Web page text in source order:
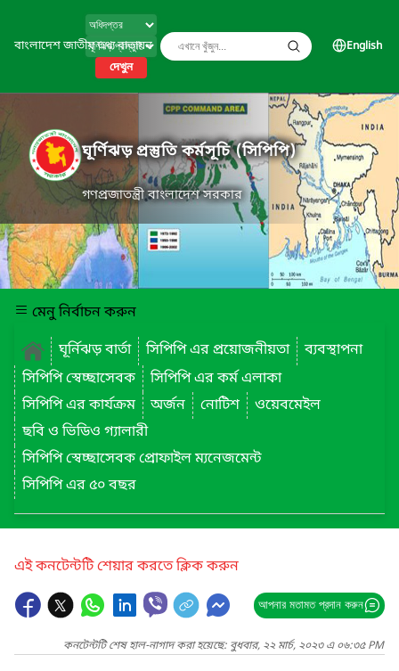
বাংলাদেশ জাতীয় তথ্য বাতায়ন
দেখুন
English
ঘূর্ণিঝড় প্রস্তুতি কর্মসূচি (সিপিপি)
গণপ্রজাতন্ত্রী বাংলাদেশ সরকার
মেনু নির্বাচন করুন
ঘূর্নিঝড় বার্তা
সিপিপি এর প্রয়োজনীয়তা
ব্যবস্থাপনা
সিপিপি স্বেচ্ছাসেবক
সিপিপি এর কর্ম এলাকা
সিপিপি এর কার্যক্রম
অর্জন নোটিশ
ওয়েবমেইল
ছবি ও ভিডিও গ্যালারী
সিপিপি স্বেচ্ছাসেবক প্রোফাইল ম্যনেজমেন্ট
সিপিপি এর ৫০ বছর
এই কনটেন্টটি শেয়ার করতে ক্লিক করুন
আপনার মতামত প্রদান করুন
কনটেন্টটি শেষ হাল-নাগাদ করা হয়েছে: বুধবার, ২২ মার্চ, ২০২৩ এ ০৬:৩৫ PM